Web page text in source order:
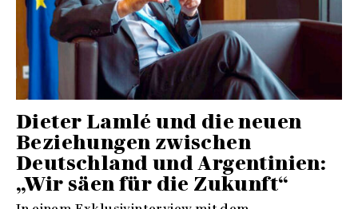
Dieter Lamlé und die neuen
Beziehungen zwischen
Deutschland und Argentinien:
„Wir säen für die Zukunft“